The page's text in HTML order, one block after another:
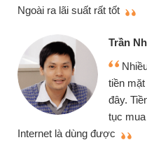
Ngoài ra lãi suất rất tốt
Trần
tiền
đây.
tục
Internet là dùng được